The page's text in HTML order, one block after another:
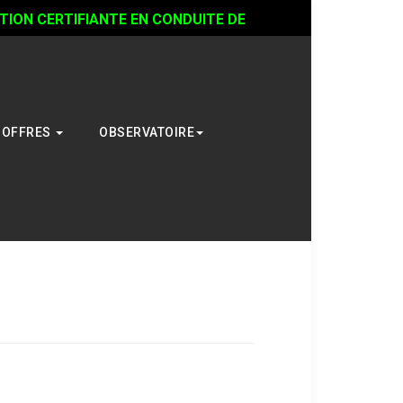
CERTIFIANTE EN CONDUITE DE
OFFRES OBSERVATOIRE